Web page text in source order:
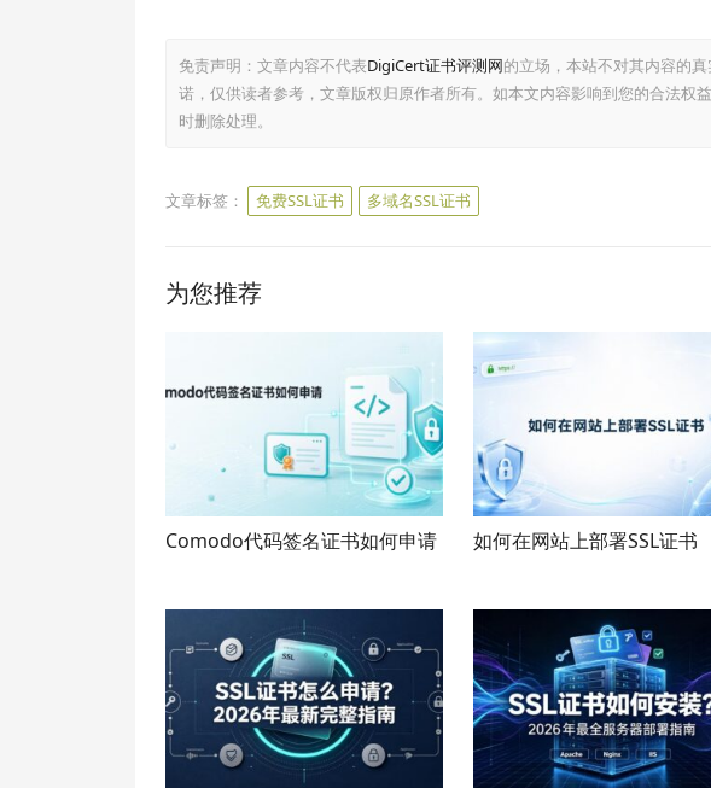
免责声明：文章内容不代表DigiCert证书评测网的立场，本站不对其内容的
诺，仅供读者参考，文章版权归原作者所有。如本文内容影响到您的合法权
时删除处理。
文章标签： 免费SSL证书 多域名SSL证书
为您推荐
Comodo代码签名证书如何申请 如何在网站上部署SSL证书